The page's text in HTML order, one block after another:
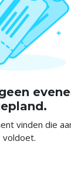
vinden die
voldoet.